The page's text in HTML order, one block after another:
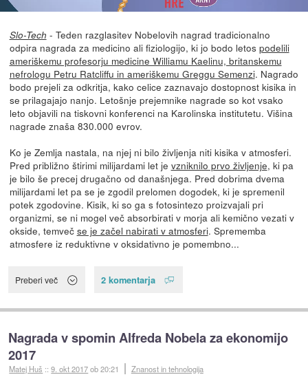
Slo-Tech - Teden razglasitev Nobelovih nagrad tradicionalno
odpira nagrada za medicino ali fiziologijo, ki jo bodo letos podelili
ameriškemu profesorju medicine Williamu Kaelinu, britanskemu
nefrologu Petru Ratcliffu in ameriškemu Greggu Semenzi. Nagrado
bodo prejeli za odkritja, kako celice zaznavajo dostopnost kisika in
se prilagajajo nanjo. Letošnje prejemnike nagrade so kot vsako
leto objavili na tiskovni konferenci na Karolinska institutetu. Višina
nagrade znaša 830.000 evrov.
Ko je Zemlja nastala, na njej ni bilo življenja niti kisika v atmosferi.
Pred približno štirimi milijardami let je vzniknilo prvo življenje, ki pa
je bilo še precej drugačno od današnjega. Pred dobrima dvema
milijardami let pa se je zgodil prelomen dogodek, ki je spremenil
potek zgodovine. Kisik, ki so ga s fotosintezo proizvajali pri
organizmi, se ni mogel več absorbirati v morja ali kemično vezati v
okside, temveč se je začel nabirati v atmosferi. Sprememba
atmosfere iz reduktivne v oksidativno je pomembno...
Preberi več 2 komentarja
Nagrada v spomin Alfreda Nobela za ekonomijo
2017
Matej Huš ::9. okt 2017ob 20:21 Znanost in tehnologija